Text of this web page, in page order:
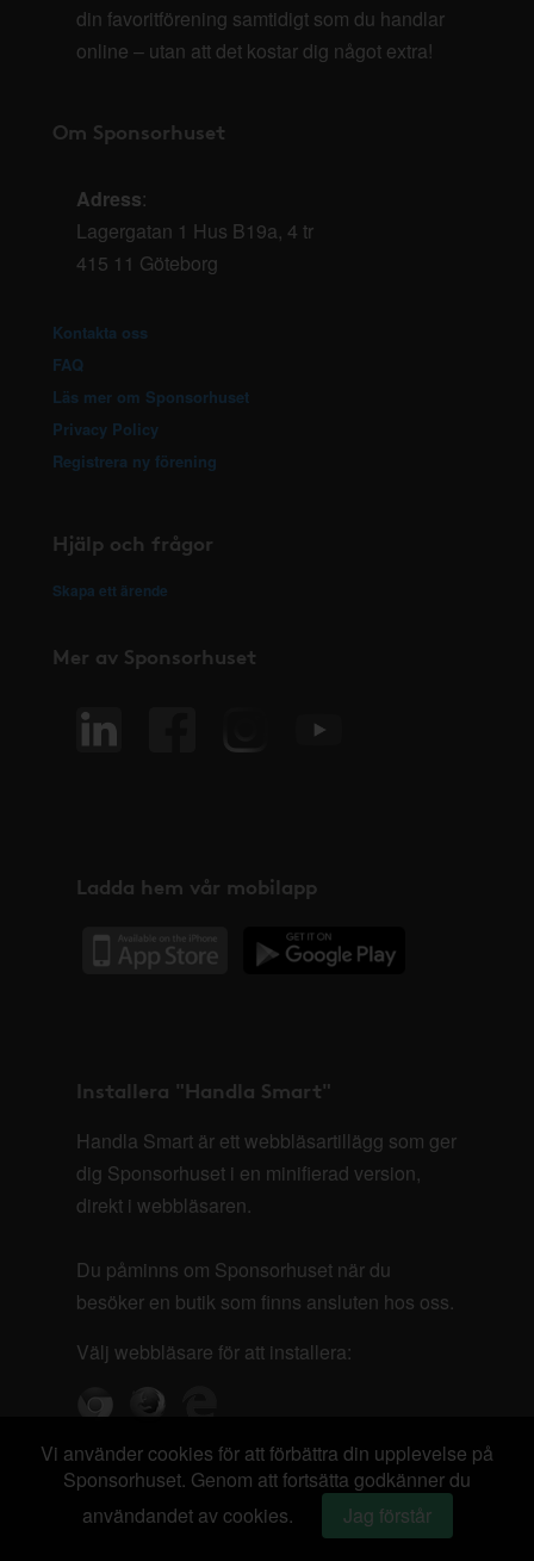
din favoritförening samtidigt som du handlar
online – utan att det kostar dig något extra!
Om Sponsorhuset
Adress:
Lagergatan 1 Hus B19a, 4 tr
415 11 Göteborg
Kontakta oss
FAQ
Läs mer om Sponsorhuset
Privacy Policy
Registrera ny förening
Hjälp och frågor
Skapa ett ärende
Mer av Sponsorhuset
Ladda hem vår mobilapp
Installera "Handla Smart"
Handla Smart är ett webbläsartillägg som ger
dig Sponsorhuset i en minifierad version,
direkt i webbläsaren.
Du påminns om Sponsorhuset när du
besöker en butik som finns ansluten hos oss.
Välj webbläsare för att installera:
Vi använder cookies för att förbättra din upplevelse på
Sponsorhuset. Genom att fortsätta godkänner du
användandet av cookies.
Jag förstår